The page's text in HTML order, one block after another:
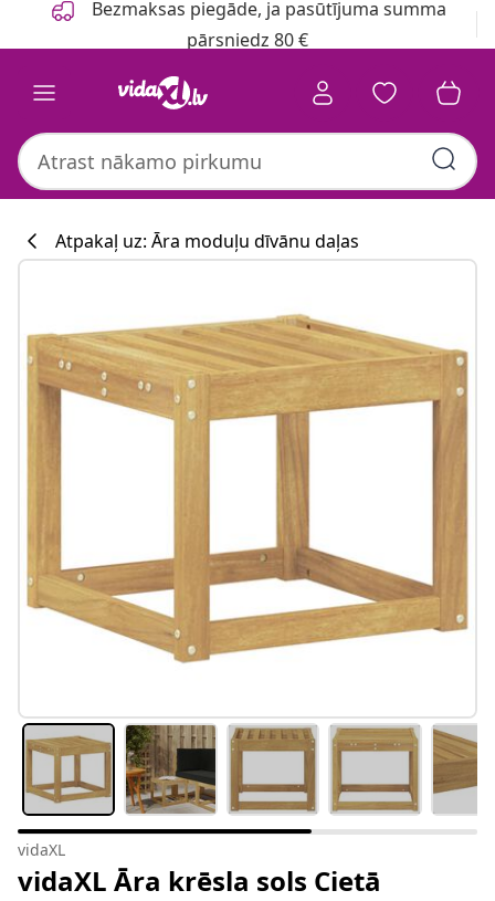
Bezmaksas piegāde, ja pasūtījuma summa
pārsniedz 80 €
Atpakaļ uz: Āra moduļu dīvānu daļas
vidaXL
vidaXL Āra krēsla sols Cietā